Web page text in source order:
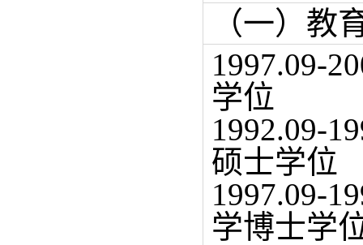
（一）教
1997.09-
学位
1992.09-
硕士学位
1997.09-
学博士学